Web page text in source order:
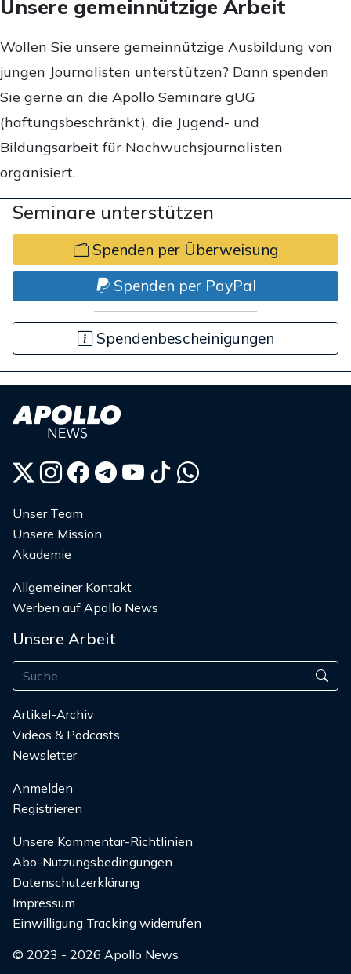
Unsere gemeinnützige Arbeit
Wollen Sie unsere gemeinnützige Ausbildung von
jungen Journalisten unterstützen? Dann spenden
Sie gerne an die Apollo Seminare gUG
(haftungsbeschränkt), die Jugend- und
Bildungsarbeit für Nachwuchsjournalisten
organisiert.
Seminare unterstützen
Spenden per Überweisung
Spenden per PayPal
Spendenbescheinigungen
Unser Team
Unsere Mission
Akademie
Allgemeiner Kontakt
Werben auf Apollo News
Unsere Arbeit
Artikel-Archiv
Videos & Podcasts
Newsletter
Anmelden
Registrieren
Unsere Kommentar-Richtlinien
Abo-Nutzungsbedingungen
Datenschutzerklärung
Impressum
Einwilligung Tracking widerrufen
© 2023 - 2026 Apollo News